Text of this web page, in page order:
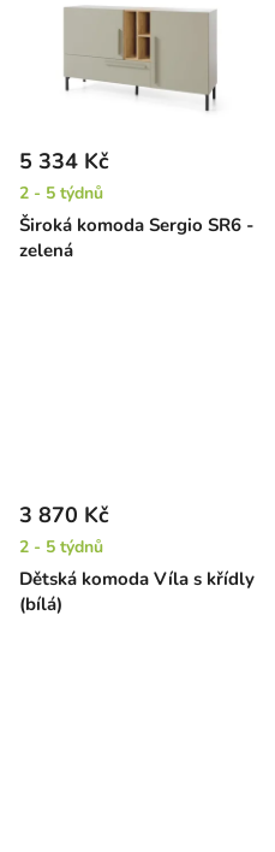
Široká komoda Sergio SR6 -
zelená
5 334 Kč
2 - 5 týdnů
Dětská komoda Víla s křídly
(bílá)
3 870 Kč
2 - 5 týdnů